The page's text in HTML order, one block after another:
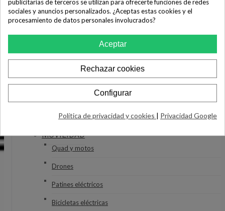
Difusor
Freidoras menaje
Jamoneros
Escaleras y Taburetes
Recipientes
Varios Menaje
MOVILIDAD
Quad y motos
Drones
Patines eléctricos
Bicicletas eléctricas
publicitarias de terceros se utilizan para ofrecerte funciones de redes
sociales y anuncios personalizados. ¿Aceptas estas cookies y el
procesamiento de datos personales involucrados?
Aceptar
Rechazar cookies
Configurar
Política de privacidad y cookies | Privacidad Google